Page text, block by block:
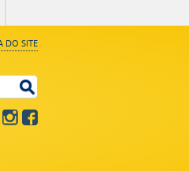
DO SITE
Instagram